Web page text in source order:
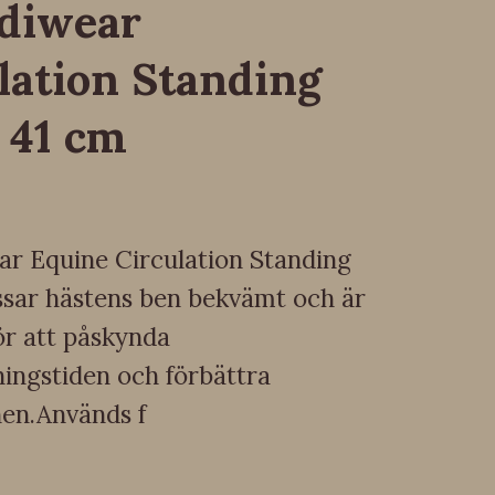
Standing
cm
Equine Circulation Standing
hästens ben bekvämt och är
att påskynda
och förbättra
f